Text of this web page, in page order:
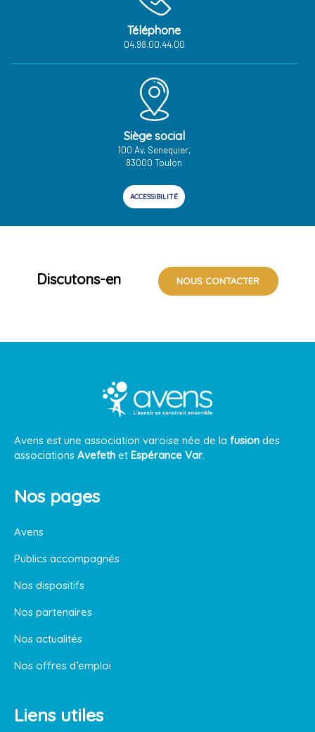
Téléphone
04.98.00.44.00
Siège social
100 Av. Senequier,
83000 Toulon
ACCESSIBILITÉ
Discutons-en NOUS CONTACTER
Avens est une association varoise née de la fusion des
associations Avefeth et Espérance Var.
Nos pages
Avens
Publics accompagnés
Nos dispositifs
Nos partenaires
Nos actualités
Nos offres d’emploi
Liens utiles